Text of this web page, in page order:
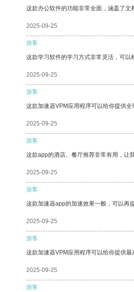
这款办公软件的功能非常全面，涵盖了文
2025-09-25
游客
这款学习软件的学习方式非常灵活，可以
2025-09-25
游客
这款加速器VPM应用程序可以给你提供全
2025-09-25
游客
这款app的酒店、餐厅推荐非常有用，让
2025-09-25
游客
这款加速器app的加速效果一般，可以再
2025-09-25
游客
这款加速器VPM应用程序可以给你提供
2025-09-25
游客